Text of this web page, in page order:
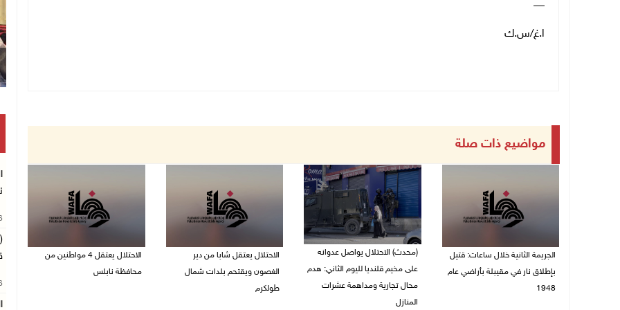
ا.غ/س.ك
مواضيع ذات صلة
الجريمة الثانية خلال ساعات: قتيل
بإطلاق نار في مقيبلة بأراضي عام
1948
(محدث) الاحتلال يواصل عدوانه
على مخيم قلنديا لليوم الثاني: هدم
محال تجارية ومداهمة عشرات
المنازل
الاحتلال يعتقل شابا من دير
الغصون ويقتحم بلدات شمال
طولكرم
الاحتلال يعتقل 4 مواطنين من
محافظة نابلس